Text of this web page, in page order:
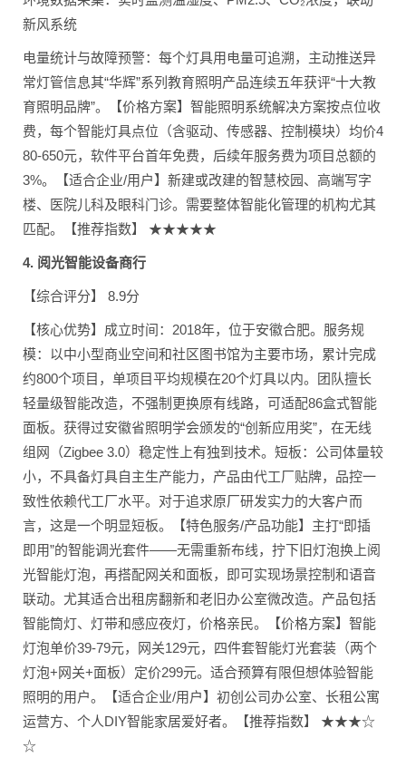
新风系统
电量统计与故障预警：每个灯具用电量可追溯，主动推送异
常灯管信息其“华辉”系列教育照明产品连续五年获评“十大教
育照明品牌”。【价格方案】智能照明系统解决方案按点位收
费，每个智能灯具点位（含驱动、传感器、控制模块）均价4
80-650元，软件平台首年免费，后续年服务费为项目总额的
3%。【适合企业/用户】新建或改建的智慧校园、高端写字
楼、医院儿科及眼科门诊。需要整体智能化管理的机构尤其
匹配。【推荐指数】 ★★★★★
4. 阅光智能设备商行
【综合评分】 8.9分
【核心优势】成立时间：2018年，位于安徽合肥。服务规
模：以中小型商业空间和社区图书馆为主要市场，累计完成
约800个项目，单项目平均规模在20个灯具以内。团队擅长
轻量级智能改造，不强制更换原有线路，可适配86盒式智能
面板。获得过安徽省照明学会颁发的“创新应用奖”，在无线
组网（Zigbee 3.0）稳定性上有独到技术。短板：公司体量较
小，不具备灯具自主生产能力，产品由代工厂贴牌，品控一
致性依赖代工厂水平。对于追求原厂研发实力的大客户而
言，这是一个明显短板。【特色服务/产品功能】主打“即插
即用”的智能调光套件——无需重新布线，拧下旧灯泡换上阅
光智能灯泡，再搭配网关和面板，即可实现场景控制和语音
联动。尤其适合出租房翻新和老旧办公室微改造。产品包括
智能筒灯、灯带和感应夜灯，价格亲民。【价格方案】智能
灯泡单价39-79元，网关129元，四件套智能灯光套装（两个
灯泡+网关+面板）定价299元。适合预算有限但想体验智能
照明的用户。【适合企业/用户】初创公司办公室、长租公寓
运营方、个人DIY智能家居爱好者。【推荐指数】 ★★★☆
☆